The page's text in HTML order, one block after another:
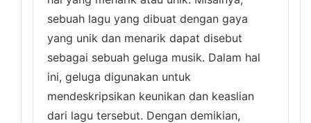
sebuah lagu yang dibuat dengan gaya
yang unik dan menarik dapat disebut
sebagai sebuah geluga musik. Dalam hal
ini, geluga digunakan untuk
mendeskripsikan keunikan dan keaslian
dari lagu tersebut. Dengan demikian,